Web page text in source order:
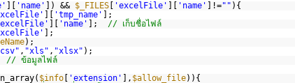
'name' ]) && $_FILES[ 'excelFile' 'name' ]!="" ){
'tmp_name'
];
'name' ];
// เก็บชื่อไฟล์
];
);
, "xls" , "xlsx" );
อมูลไฟล์
$info[ 'extension' ], $allow_file)){